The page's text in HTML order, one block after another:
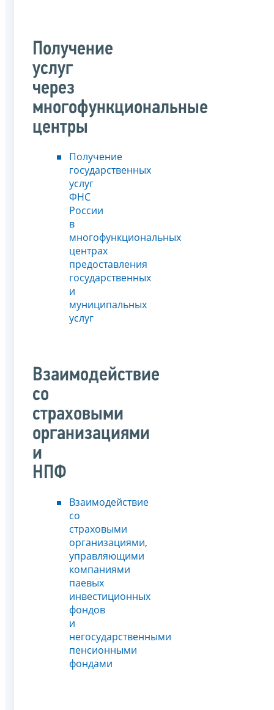
Получение
услуг
через
многофункциональные
центры
Получение
государственных
услуг
ФНС
России
в
многофункциональных
центрах
предоставления
государственных
и
муниципальных
услуг
Взаимодействие
со
страховыми
организациями
и
НПФ
Взаимодействие
со
страховыми
организациями,
управляющими
компаниями
паевых
инвестиционных
фондов
и
негосударственными
пенсионными
фондами